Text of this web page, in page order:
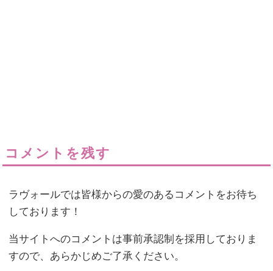
コメントを残す
ラヴォールでは皆様からの愛のあるコメントをお待ち
しております！
当サイトへのコメントは事前承認制を採用しておりま
すので、あらかじめご了承ください。